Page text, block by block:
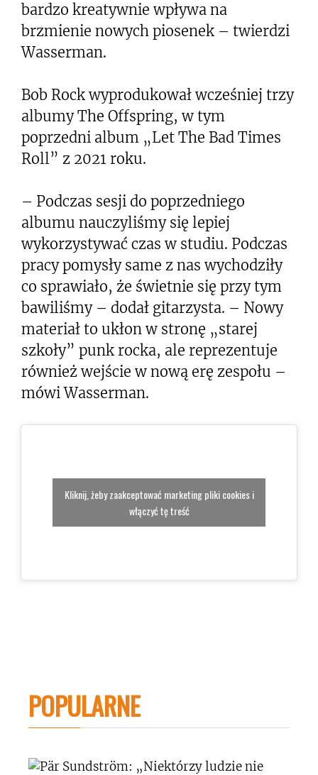
bardzo kreatywnie wpływa na
brzmienie nowych piosenek – twierdzi
Wasserman.
Bob Rock wyprodukował wcześniej trzy
albumy The Offspring, w tym
poprzedni album „Let The Bad Times
Roll” z 2021 roku.
– Podczas sesji do poprzedniego
albumu nauczyliśmy się lepiej
wykorzystywać czas w studiu. Podczas
pracy pomysły same z nas wychodziły
co sprawiało, że świetnie się przy tym
bawiliśmy – dodał gitarzysta. – Nowy
materiał to ukłon w stronę „starej
szkoły” punk rocka, ale reprezentuje
również wejście w nową erę zespołu –
mówi Wasserman.
Kliknij, żeby zaakceptować marketing pliki cookies i
włączyć tę treść
POPULARNE